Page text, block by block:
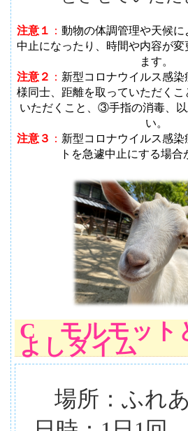
注意１ ： 動物の体調管理や天候
中止になったり、時間や内容が変
ます。
注意２ ： 新型コロナウイルス感
様同士、距離を取っていただく
いただくこと、③手指の消毒、
い。
注意３ ： 新型コロナウイルス感
トを急遽中止にする場合
C モルモット
よしタイム
場所：ふれ